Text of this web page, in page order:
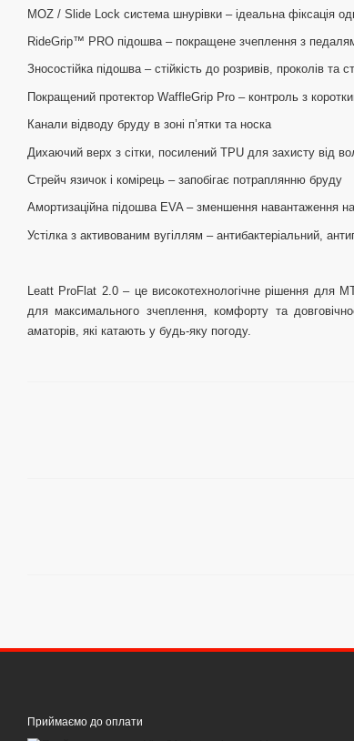
MOZ / Slide Lock система шнурівки – ідеальна фіксація
RideGrip™ PRO підошва – покращене зчеплення з
Зносостійка підошва – стійкість до розривів, проколів та
Покращений протектор WaffleGrip Pro – контроль з
Канали відводу бруду в зоні п’ятки та носка
Дихаючий верх з сітки, посилений TPU для захисту від
Стрейч язичок і комірець – запобігає потраплянню бруду
Амортизаційна підошва EVA – зменшення навантаження
Устілка з активованим вугіллям – антибактеріальний,
Leatt ProFlat 2.0 – це високотехнологічне рішення для
для максимального зчеплення, комфорту та
аматорів, які катають у будь-яку погоду.
Приймаємо до оплати